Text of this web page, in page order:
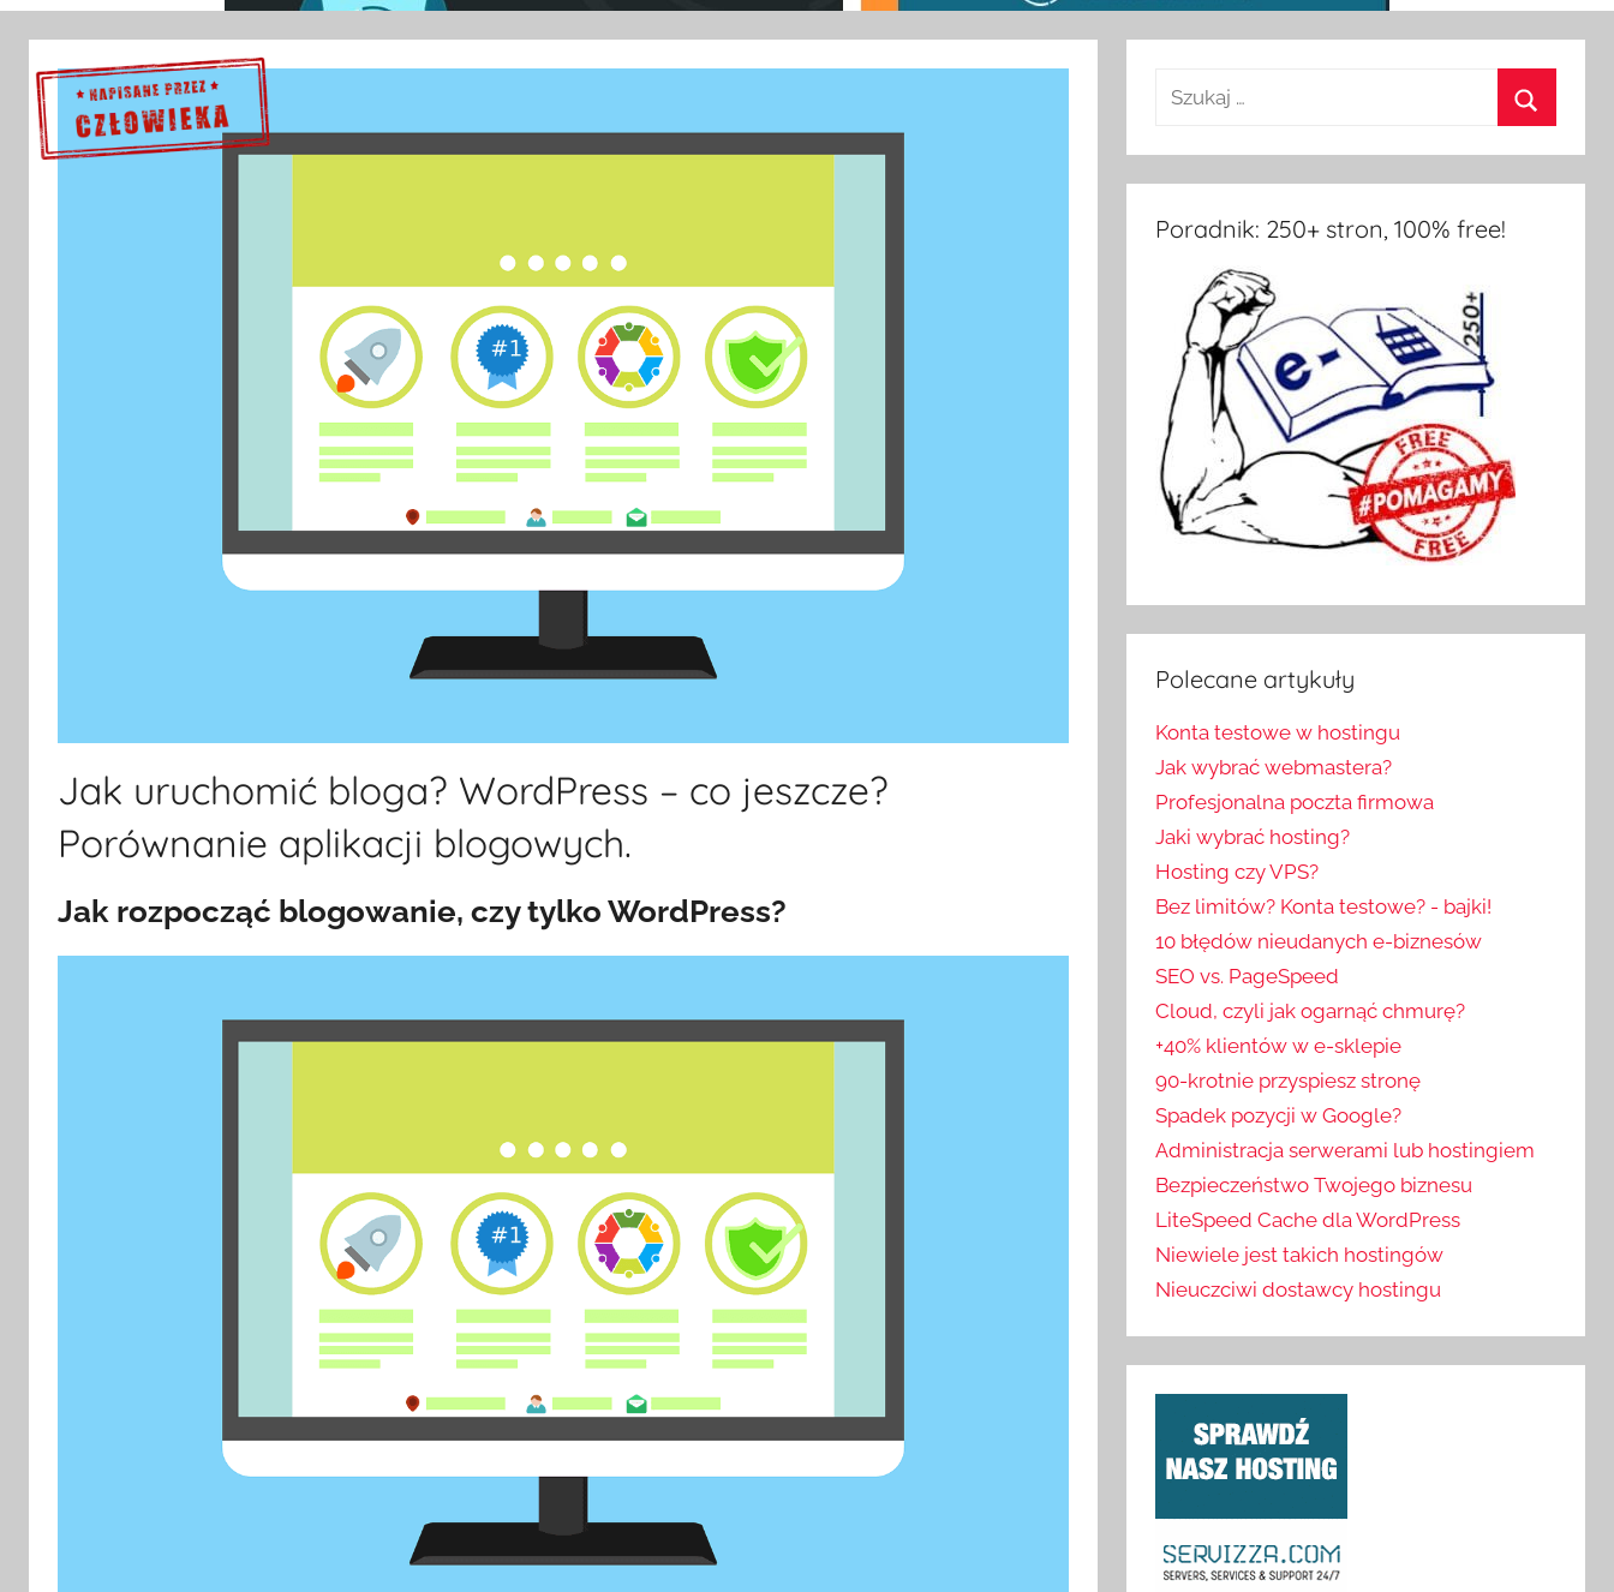
Jak uruchomić bloga? WordPress – co jeszcze?
Porównanie aplikacji blogowych.
Jak rozpocząć blogowanie, czy tylko WordPress?
Poradnik: 250+ stron, 100% free!
Polecane artykuły
Konta testowe w hostingu
Jak wybrać webmastera?
Profesjonalna poczta firmowa
Jaki wybrać hosting?
Hosting czy VPS?
Bez limitów? Konta testowe? - bajki!
10 błędów nieudanych e-biznesów
SEO vs. PageSpeed
Cloud, czyli jak ogarnąć chmurę?
+40% klientów w e-sklepie
90-krotnie przyspiesz stronę
Spadek pozycji w Google?
Administracja serwerami lub hostingiem
Bezpieczeństwo Twojego biznesu
LiteSpeed Cache dla WordPress
Niewiele jest takich hostingów
Nieuczciwi dostawcy hostingu